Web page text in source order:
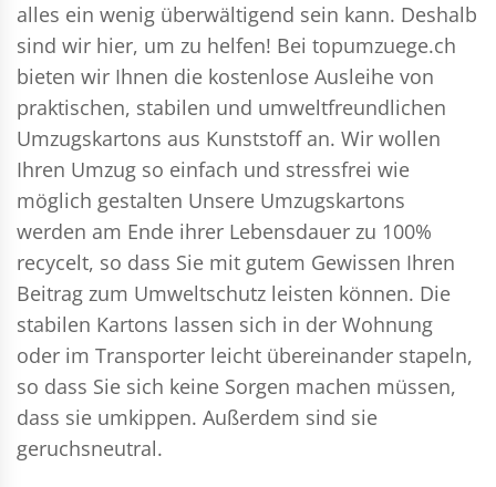
alles ein wenig überwältigend sein kann. Deshalb
sind wir hier, um zu helfen! Bei topumzuege.ch
bieten wir Ihnen die kostenlose Ausleihe von
praktischen, stabilen und umweltfreundlichen
Umzugskartons aus Kunststoff an. Wir wollen
Ihren Umzug so einfach und stressfrei wie
möglich gestalten Unsere Umzugskartons
werden am Ende ihrer Lebensdauer zu 100%
recycelt, so dass Sie mit gutem Gewissen Ihren
Beitrag zum Umweltschutz leisten können. Die
stabilen Kartons lassen sich in der Wohnung
oder im Transporter leicht übereinander stapeln,
so dass Sie sich keine Sorgen machen müssen,
dass sie umkippen. Außerdem sind sie
geruchsneutral.